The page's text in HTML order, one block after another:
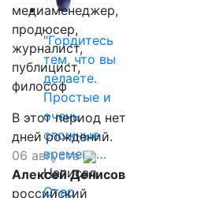
"Гордитесь
тем, что вы
делаете.
Простые и
очень
сложные
времена…
Написал
Отар
медиаменеджер,
продюсер,
журналист,
публицист,
философ
В этот период нет
дней рождений.
06 августа
Алексей Денисов
российский